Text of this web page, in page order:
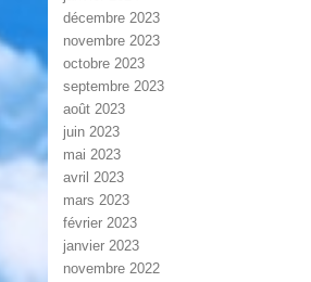
décembre 2023
novembre 2023
octobre 2023
septembre 2023
août 2023
juin 2023
mai 2023
avril 2023
mars 2023
février 2023
janvier 2023
novembre 2022